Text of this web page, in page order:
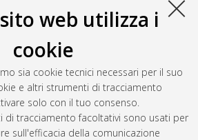
web utilizza i
cookie
sia cookie tecnici necessari per il suo
e altri strumenti di tracciamento
solo con il tuo consenso.
di tracciamento facoltativi sono usati per
sull'efficacia della comunicazione
(CC BY-NC-SA 4.0).
| Contatta l'autore
Abstract
del documento: